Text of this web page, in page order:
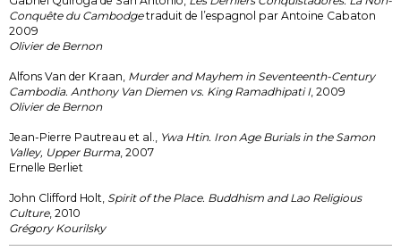
Conquête du Cambodgetraduit de l’espagnol par Antoine Cabaton
2009
Olivier de Bernon
Alfons Van der Kraan, Murder and Mayhem in Seventeenth-Century
Cambodia. Anthony Van Diemen vs. King Ramadhipati I, 2009
Olivier de Bernon
Jean-Pierre Pautreau et al., Ywa Htin. Iron Age Burials in the Samon
Valley, Upper Burma, 2007
Ernelle Berliet
John Clifford Holt, Spirit of the Place. Buddhism and Lao Religious
Culture, 2010
Grégory Kourilsky